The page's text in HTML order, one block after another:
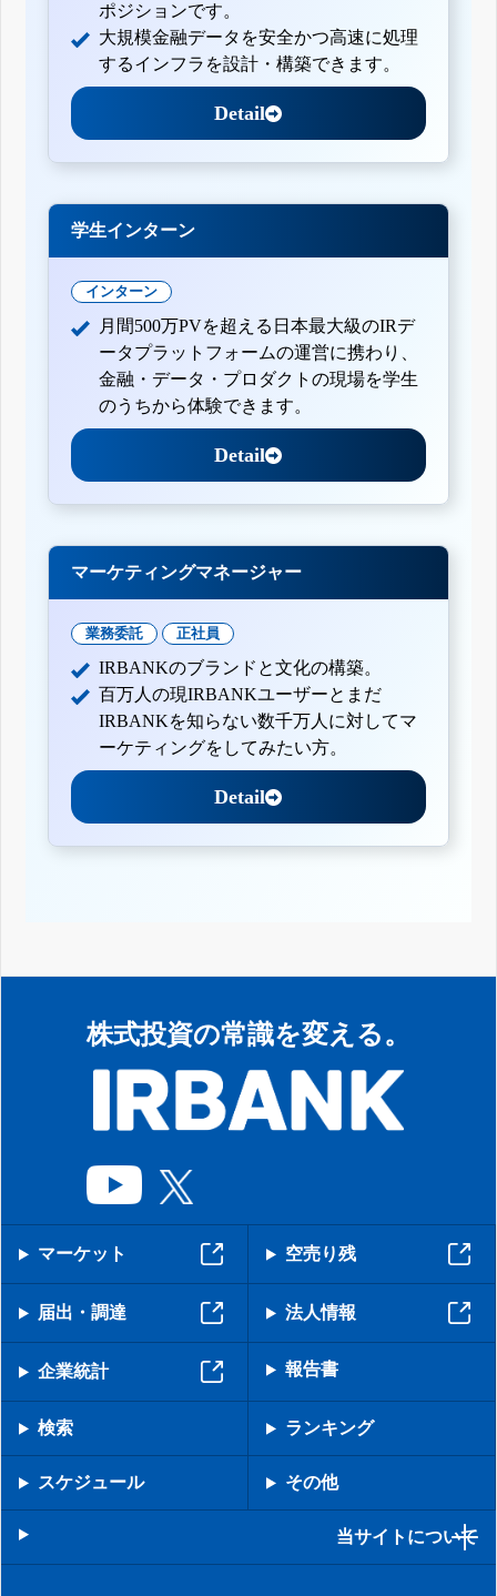
ポジションです。
大規模金融データを安全かつ高速に処理
するインフラを設計・構築できます。
Detail
学生インターン
インターン
月間500万PVを超える日本最大級のIRデ
ータプラットフォームの運営に携わり、
金融・データ・プロダクトの現場を学生
のうちから体験できます。
Detail
マーケティングマネージャー
業務委託 正社員
IRBANKのブランドと文化の構築。
百万人の現IRBANKユーザーとまだ
IRBANKを知らない数千万人に対してマ
ーケティングをしてみたい方。
Detail
株式投資の常識を変える。
マーケット 空売り残
届出・調達 法人情報
企業統計 報告書
検索 ランキング
スケジュール その他
当サイトについて